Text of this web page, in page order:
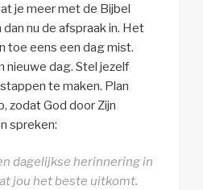
je meer met de Bijbel
nu de afspraak in. Het
toe eens een dag mist.
nieuwe dag. Stel jezelf
te maken. Plan
zodat God door Zijn
spreken:
dagelijkse herinnering in
jou het beste uitkomt.